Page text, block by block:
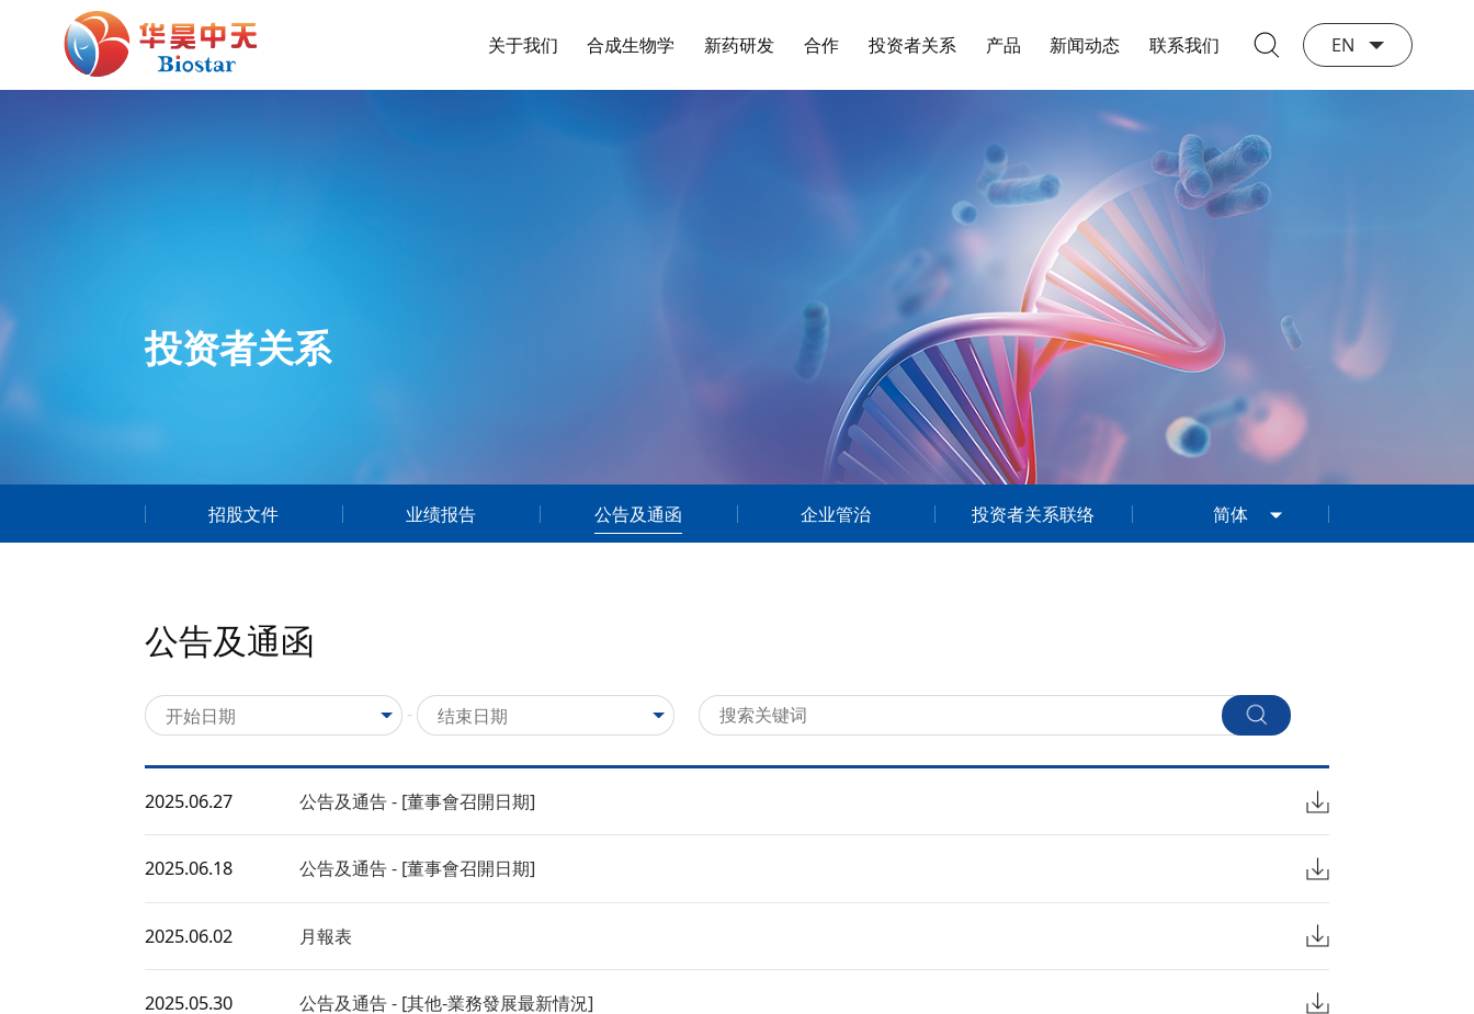
关于我们 合成生物学 新药研发 合作 投资者关系 产品 新闻动态 联系我们 EN
投资者关系
招股文件 业绩报告 公告及通函 企业管治 投资者关系联络 简体
公告及通函
-
2025.06.27 公告及通告 - [董事會召開日期]
2025.06.18 公告及通告 - [董事會召開日期]
2025.06.02 月報表
2025.05.30 公告及通告 - [其他-業務發展最新情況]